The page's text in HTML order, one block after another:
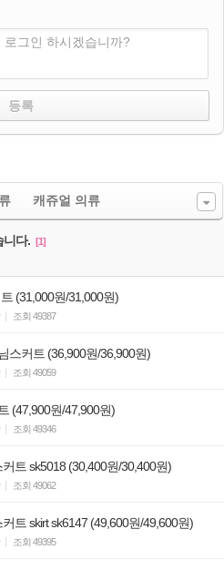
그인 하시겠습니까?
캐쥬얼 의류
니다. [1]
(31,000원/31,000원)
조회 49387
스커트 (36,900원/36,900원)
조회 49059
(47,900원/47,900원)
조회 49346
트 sk5018 (30,400원/30,400원)
조회 49062
트 skirt sk6147 (49,600원/49,600원)
조회 49395